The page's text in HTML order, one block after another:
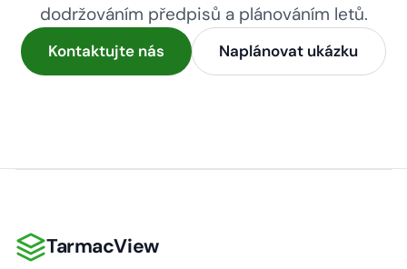
dodržováním předpisů a plánováním letů.
Kontaktujte nás Naplánovat ukázku
TarmacView
TarmacView